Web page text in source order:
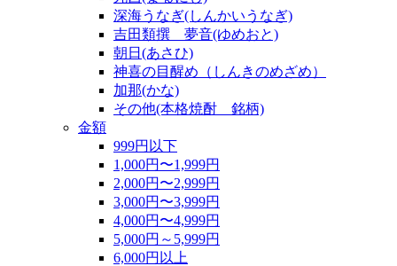
深海うなぎ(しんかいうなぎ)
吉田類撰 夢音(ゆめおと)
朝日(あさひ)
神喜の目醒め（しんきのめざめ）
加那(かな)
その他(本格焼酎 銘柄)
金額
999円以下
1,000円〜1,999円
2,000円〜2,999円
3,000円〜3,999円
4,000円〜4,999円
5,000円～5,999円
6,000円以上